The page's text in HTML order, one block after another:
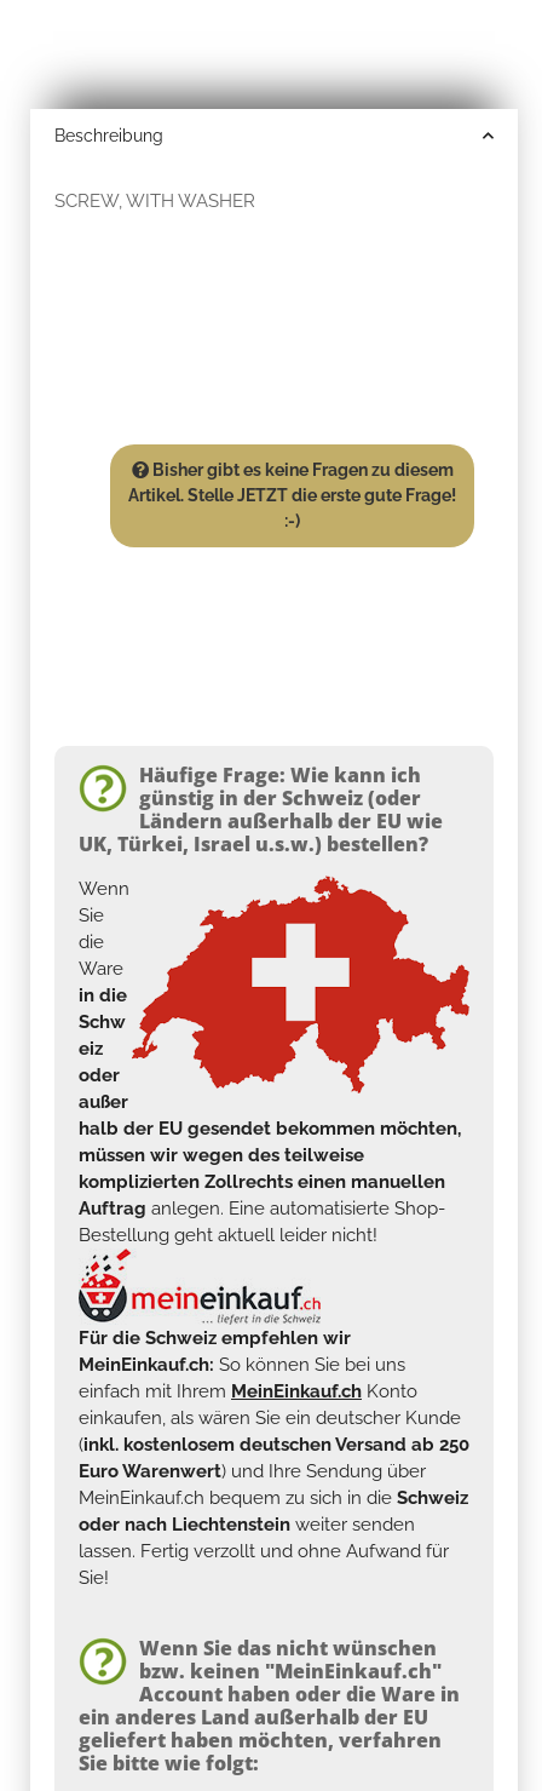
Beschreibung
SCREW, WITH WASHER
Bisher gibt es keine Fragen zu diesem
Artikel. Stelle JETZT die erste gute Frage!
:-)
Häufige Frage: Wie kann ich
günstig in der Schweiz (oder
Ländern außerhalb der EU wie
UK, Türkei, Israel u.s.w.) bestellen?
Wenn
Sie
die
Ware
in die
Schw
eiz
oder
außer
halb der EU gesendet bekommen möchten,
müssen wir wegen des teilweise
komplizierten Zollrechts einen manuellen
Auftrag anlegen. Eine automatisierte Shop-
Bestellung geht aktuell leider nicht!
Für die Schweiz empfehlen wir
MeinEinkauf.ch: So können Sie bei uns
einfach mit Ihrem MeinEinkauf.ch Konto
einkaufen, als wären Sie ein deutscher Kunde
(inkl. kostenlosem deutschen Versand ab 250
Euro Warenwert) und Ihre Sendung über
MeinEinkauf.ch bequem zu sich in die Schweiz
oder nach Liechtenstein weiter senden
lassen. Fertig verzollt und ohne Aufwand für
Sie!
Wenn Sie das nicht wünschen
bzw. keinen "MeinEinkauf.ch"
Account haben oder die Ware in
ein anderes Land außerhalb der EU
geliefert haben möchten, verfahren
Sie bitte wie folgt: